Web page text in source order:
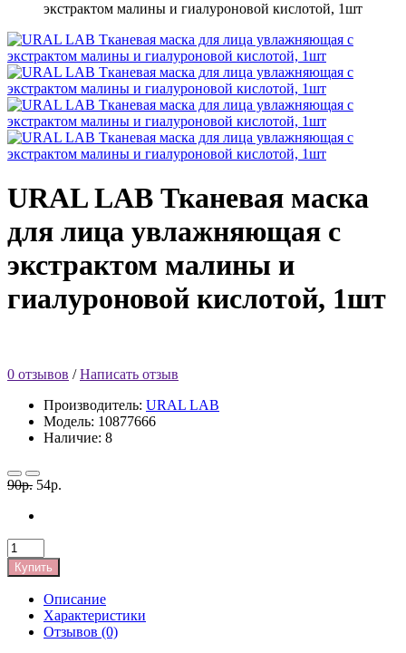
экстрактом малины и гиалуроновой кислотой, 1шт
URAL LAB Тканевая маска
для лица увлажняющая с
экстрактом малины и
гиалуроновой кислотой, 1шт
0 отзывов /Написать отзыв
Производитель: URAL LAB
Модель: 10877666
Наличие: 8
90р. 54р.
Купить
Описание
Характеристики
Отзывов (0)